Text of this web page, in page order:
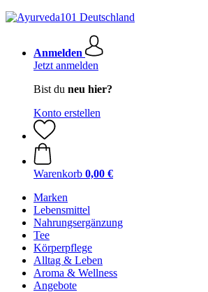
Anmelden
Jetzt anmelden
Bist du neu hier?
Konto erstellen
Warenkorb 0,00 €
Marken
Lebensmittel
Nahrungsergänzung
Tee
Körperpflege
Alltag & Leben
Aroma & Wellness
Angebote